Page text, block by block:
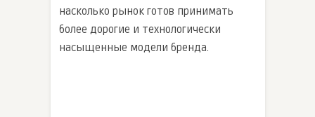
насколько рынок готов принимать
более дорогие и технологически
насыщенные модели бренда.